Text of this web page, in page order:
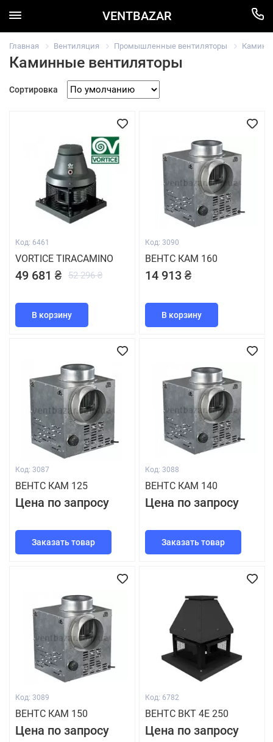
VENTBAZAR
Главная Вентиляция Промышленные вентиляторы
Каминные вентиляторы
Сортировка
Код: 6461
VORTICE TIRACAMINO
49 681 ₴ 52 296 ₴
В корзину
Код: 3090
ВЕНТС КАМ 160
14 913 ₴
В корзину
Код: 3087
ВЕНТС КАМ 125
Цена по запросу
Заказать товар
Код: 3088
ВЕНТС КАМ 140
Цена по запросу
Заказать товар
Код: 3089
ВЕНТС КАМ 150
Цена по запросу
Код: 6782
ВЕНТС ВКТ 4Е 250
Цена по запросу